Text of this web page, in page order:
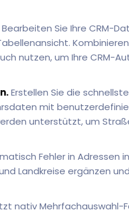
Sie Ihre CRM-
nutzen, um Ihre CRM-
Erstellen Sie die
mit
unterstützt, um
Fehler in Adressen
Landkreise ergänzen
nativ Mehrfachauswahl-